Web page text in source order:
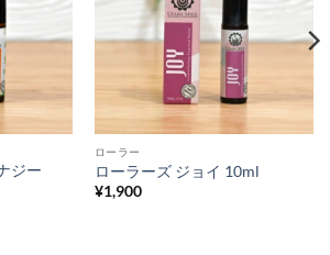
ジー
ローラー
ローラーズ ジョイ 10ml
¥1,900